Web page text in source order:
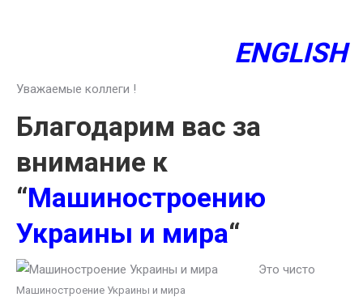
ENGLISH
Уважаемые коллеги !
Благодарим вас за
внимание к
“Машиностроению
Украины и мира“
Машиностроение Украины и мира
Это чисто